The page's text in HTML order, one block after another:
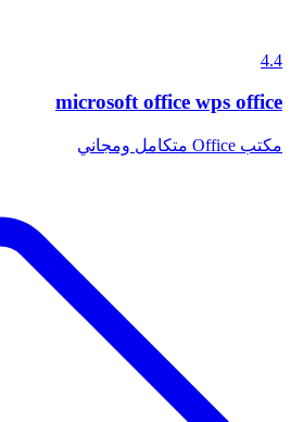
4.4
microsoft office wps office
مكتب Office متكامل ومجاني